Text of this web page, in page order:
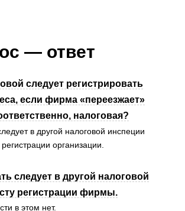
— ответ
следует регистрировать
если фирма «переезжает»
налоговая?
в другой налоговой инспеции
организации.
следует в другой налоговой
регистрации фирмы.
в этом нет.